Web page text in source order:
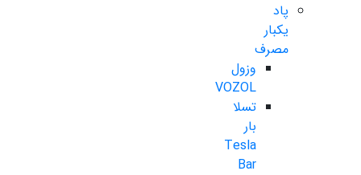
پاد
یکبار
مصرف
وزول
VOZOL
تسلا
بار
Tesla
Bar